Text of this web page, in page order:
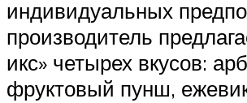
индивидуальных
производитель
икс» четырех вкусов:
фруктовый пунш,